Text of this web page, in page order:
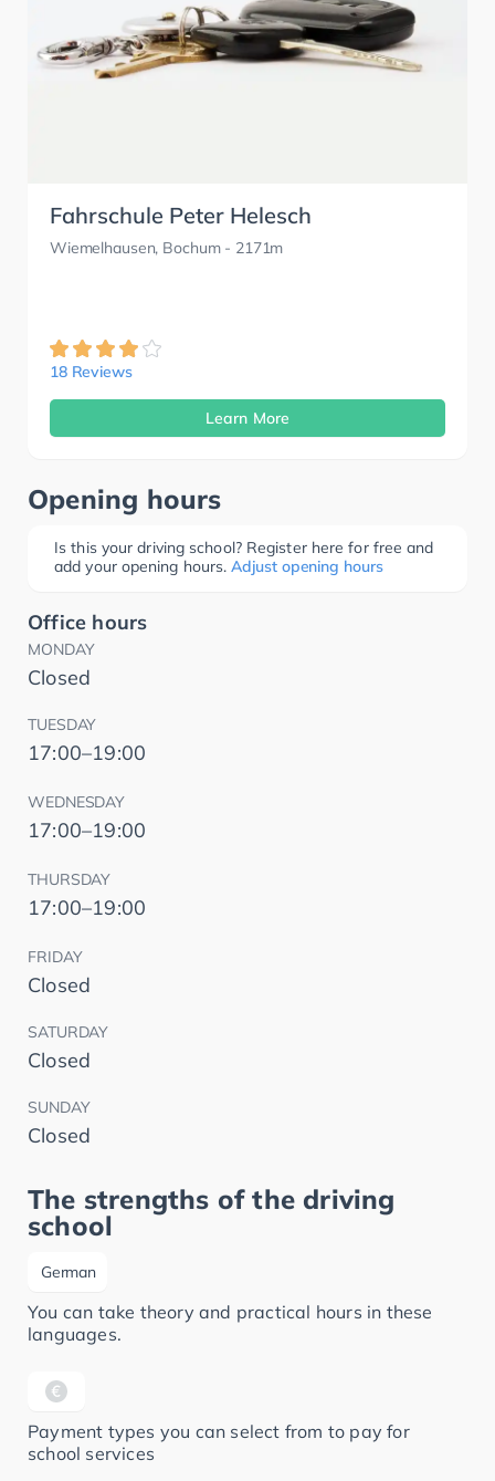
Fahrschule Peter Helesch
Wiemelhausen, Bochum- 2171m
18 Reviews
Learn More
Opening hours
Is this your driving school? Register here for free and
add your opening hours. Adjust opening hours
Office hours
MONDAY
Closed
TUESDAY
17:00–19:00
WEDNESDAY
17:00–19:00
THURSDAY
17:00–19:00
FRIDAY
Closed
SATURDAY
Closed
SUNDAY
Closed
The strengths of the driving
school
German
You can take theory and practical hours in these
languages.
Payment types you can select from to pay for
school services